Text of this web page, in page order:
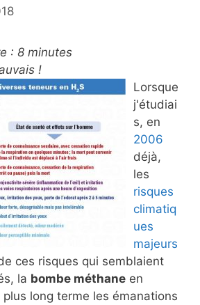
: 8 minutes
!
Lorsque
j'étudiai
s, en
2006
déjà,
les
risques
climatiq
ues
majeurs
ces risques qui semblaient
la bombe méthane en
long terme les émanations